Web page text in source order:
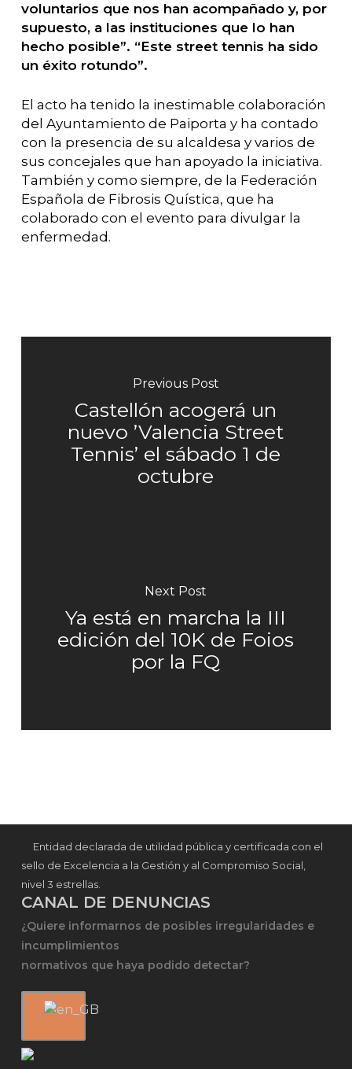
voluntarios que nos han acompañado y, por
supuesto, a las instituciones que lo han
hecho posible”. “Este street tennis ha sido
un éxito rotundo”.
El acto ha tenido la inestimable colaboración
del Ayuntamiento de Paiporta y ha contado
con la presencia de su alcaldesa y varios de
sus concejales que han apoyado la iniciativa.
También y como siempre, de la Federación
Española de Fibrosis Quística, que ha
colaborado con el evento para divulgar la
enfermedad.
Previous Post
Castellón acogerá un
nuevo ’Valencia Street
Tennis’ el sábado 1 de
octubre
Next Post
Ya está en marcha la III
edición del 10K de Foios
por la FQ
Entidad declarada de utilidad pública y certificada con el
sello de Excelencia a la Gestión y al Compromiso Social,
nivel 3 estrellas.
CANAL DE DENUNCIAS
¿Quiere informarnos de posibles irregularidades e
incumplimientos
normativos que haya podido detectar?